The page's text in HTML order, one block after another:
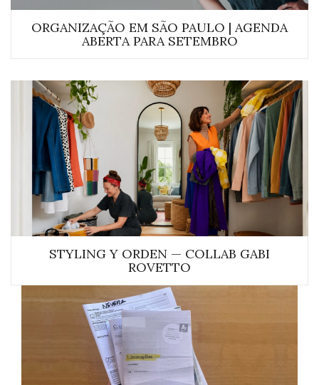
ORGANIZAÇÃO EM SÃO PAULO | AGENDA
ABERTA PARA SETEMBRO
STYLING Y ORDEN — COLLAB GABI
ROVETTO